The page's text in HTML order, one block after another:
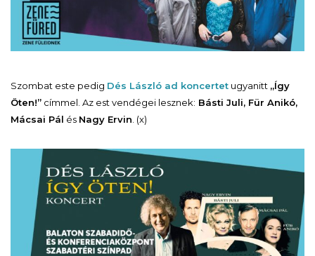
Szombat este pedig Dés László ad koncertet ugyanitt „Így
Öten!” címmel. Az est vendégei lesznek: Básti Juli, Für Anikó,
Mácsai Pál és Nagy Ervin . (x)